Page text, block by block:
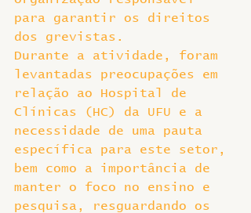
para garantir os direitos
dos grevistas.
Durante a atividade, foram
levantadas preocupações em
relação ao Hospital de
Clínicas (HC) da UFU e a
necessidade de uma pauta
específica para este setor,
bem como a importância de
manter o foco no ensino e
pesquisa, resguardando os